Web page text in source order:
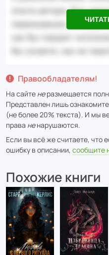
Правообладателям!
На сайте неразмещается
Представлен лишь
(не более 20% текста). И мы
права ненарушаются.
Если вы всё же считаете, что
ошибку в описании, сообщите
Похожие книги